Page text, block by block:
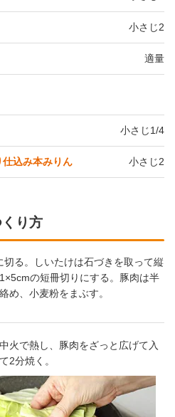
小さじ2
適量
小さじ1/4
込み本みりん 小さじ2
り方
切る。しいたけは石づきを取って縦
の短冊切りにする。豚肉は半
め、小麦粉をまぶす。
火で熱し、豚肉をざっと広げて入
2分焼く。